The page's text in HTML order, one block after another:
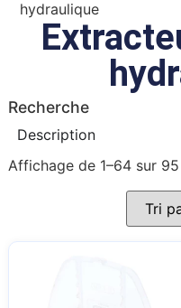
hydraulique
Recherche
Description
Affichage de 1–64 sur